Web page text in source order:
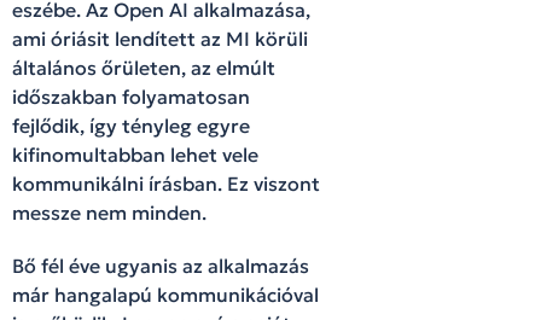
eszébe. Az Open AI alkalmazása,
ami óriásit lendített az MI körüli
általános őrületen, az elmúlt
időszakban folyamatosan
fejlődik, így tényleg egyre
kifinomultabban lehet vele
kommunikálni írásban. Ez viszont
messze nem minden.
Bő fél éve ugyanis az alkalmazás
már hangalapú kommunikációval